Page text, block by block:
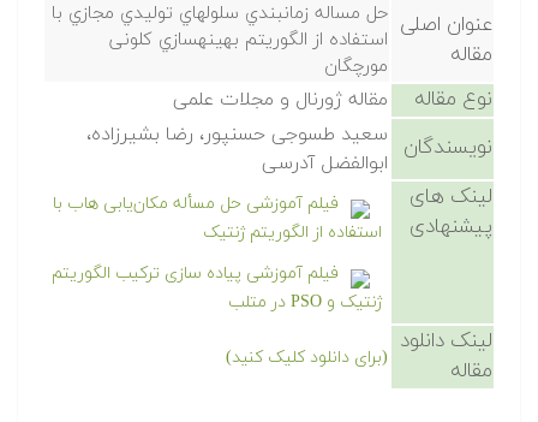
عنوان اصلی
مقاله
حل مساله زمانبندي سلولهاي تولیدي مجازي با
استفاده از الگوریتم بهینهسازي کلونی
مورچگان
نوع مقاله مقاله ژورنال و مجلات علمی
نویسندگان
سعید طسوجی حسنپور، رضا بشیرزاده،
ابوالفضل آدرسی
لینک های
پیشنهادی
فیلم آموزشی حل مسأله مکان‌یابی هاب با
استفاده از الگوریتم ژنتیک
فیلم آموزشی پیاده سازی ترکیب الگوریتم
ژنتیک و PSO در متلب
لینک دانلود
مقاله
(برای دانلود کلیک کنید)